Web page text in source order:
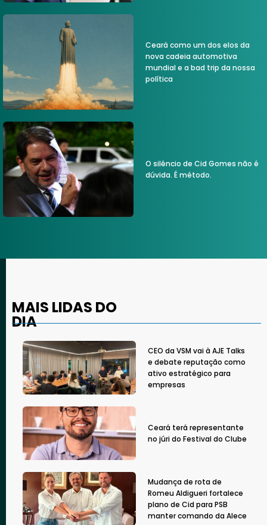
Ceará como um dos elos da
nova cadeia automotiva
mundial e a bad trip da nossa
política
O silêncio de Cid Gomes não é
dúvida. É método.
MAIS LIDAS DO
DIA
CEO da VSM vai à AJE Talks
e debate reputação como
ativo estratégico para
empresas
Ceará terá representante
no júri do Festival do Clube
Mudança de rota de
Romeu Aldigueri fortalece
plano de Cid para PSB
manter comando da Alece